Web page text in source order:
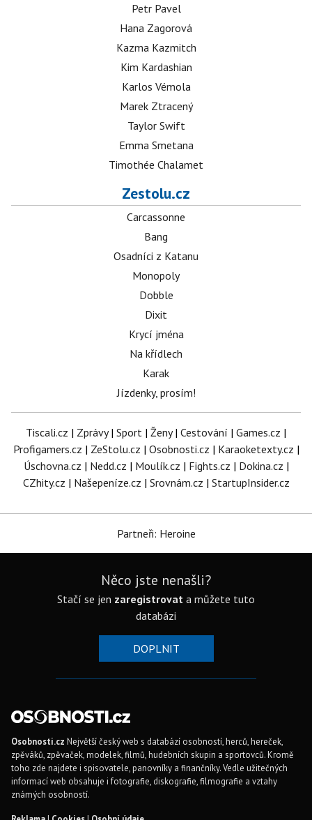
Petr Pavel
Hana Zagorová
Kazma Kazmitch
Kim Kardashian
Karlos Vémola
Marek Ztracený
Taylor Swift
Emma Smetana
Timothée Chalamet
Zestolu.cz
Carcassonne
Bang
Osadníci z Katanu
Monopoly
Dobble
Dixit
Krycí jména
Na křídlech
Karak
Jízdenky, prosím!
Tiscali.cz | Zprávy| Sport | Ženy| Cestování | Games.cz |
Profigamers.cz | ZeStolu.cz | Osobnosti.cz | Karaoketexty.cz |
Úschovna.cz | Nedd.cz | Moulík.cz | Fights.cz | Dokina.cz |
CZhity.cz | Našepeníze.cz | Srovnám.cz | StartupInsider.cz
Partneři: Heroine
Něco jste nenašli?
Stačí se jen zaregistrovat a můžete tuto
databázi
DOPLNIT
Osobnosti.cz Největší český web s databází osobností, herců, hereček,
zpěváků, zpěvaček, modelek, filmů, hudebních skupin a sportovců. Kromě
toho zde najdete i spisovatele, panovníky a finančníky. Vedle užitečných
informací web obsahuje i fotografie, diskografie, filmografie a vztahy
známých osobností.